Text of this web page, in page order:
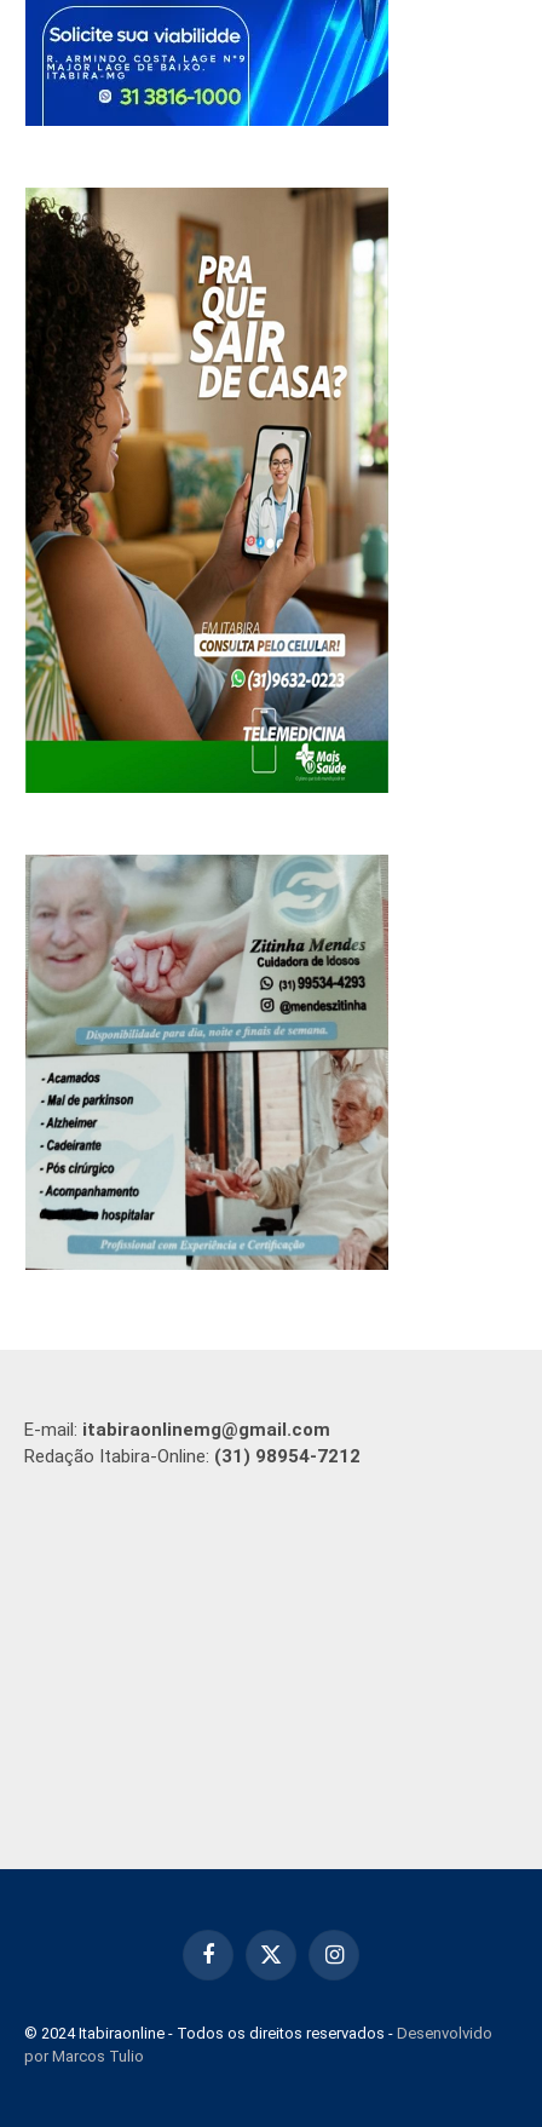
E-mail: itabiraonlinemg@gmail.com
Redação Itabira-Online: (31) 98954-7212
Facebook
X
Instagram
© 2024 Itabiraonline - Todos os direitos reservados - Desenvolvido
por Marcos Tulio